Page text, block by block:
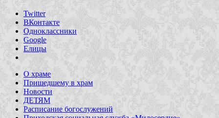
Twitter
ВКонтакте
Одноклассники
Google
Елицы
О храме
Пришедшему в храм
Новости
ДЕТЯМ
Расписание богослужений